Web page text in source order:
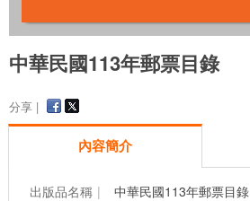
中華民國113年郵票目錄
分享 |
內容簡介
出版品名稱
中華民國113年郵票目錄